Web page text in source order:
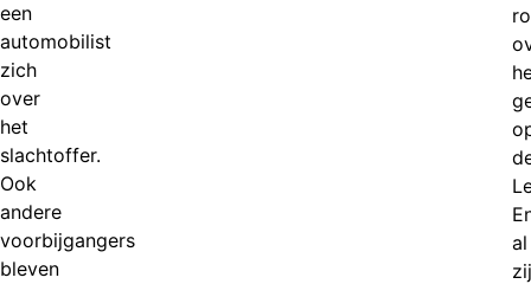
een
automobilist
zich
over
het
slachtoffer.
Ook
andere
voorbijgangers
bleven
al